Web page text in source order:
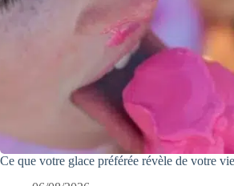
Ce que votre glace préférée révèle de votre